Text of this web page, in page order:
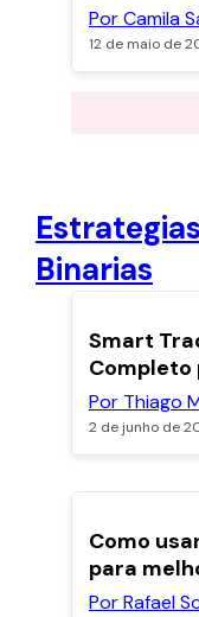
Por Camila
12 de maio de
Binarias
Smart
Completo
Por Thiago
2 de junho de
Como
para
Por Rafael